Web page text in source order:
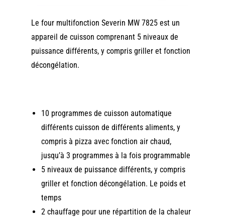
Le four multifonction Severin MW 7825 est un
appareil de cuisson comprenant 5 niveaux de
puissance différents, y compris griller et fonction
décongélation.
10 programmes de cuisson automatique
différents cuisson de différents aliments, y
compris à pizza avec fonction air chaud,
jusqu’à 3 programmes à la fois programmable
5 niveaux de puissance différents, y compris
griller et fonction décongélation. Le poids et
temps
2 chauffage pour une répartition de la chaleur